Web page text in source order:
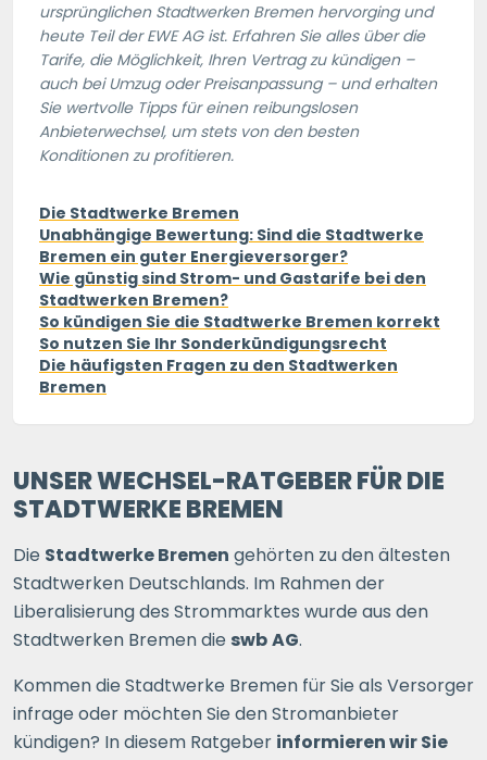
ursprünglichen Stadtwerken Bremen hervorging und
heute Teil der EWE AG ist. Erfahren Sie alles über die
Tarife, die Möglichkeit, Ihren Vertrag zu kündigen –
auch bei Umzug oder Preisanpassung – und erhalten
Sie wertvolle Tipps für einen reibungslosen
Anbieterwechsel, um stets von den besten
Konditionen zu profitieren.
Die Stadtwerke Bremen
Unabhängige Bewertung: Sind die Stadtwerke
Bremen ein guter Energieversorger?
Wie günstig sind Strom- und Gastarife bei den
Stadtwerken Bremen?
So kündigen Sie die Stadtwerke Bremen korrekt
So nutzen Sie Ihr Sonderkündigungsrecht
Die häufigsten Fragen zu den Stadtwerken
Bremen
UNSER WECHSEL-RATGEBER FÜR DIE
STADTWERKE BREMEN
Die Stadtwerke Bremen gehörten zu den ältesten
Stadtwerken Deutschlands. Im Rahmen der
Liberalisierung des Strommarktes wurde aus den
Stadtwerken Bremen die swbAG.
Kommen die Stadtwerke Bremen für Sie als Versorger
infrage oder möchten Sie den Stromanbieter
kündigen? In diesem Ratgeber informieren wir Sie